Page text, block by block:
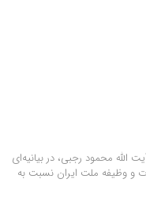
محمود رجبی، در بیانیه‌ای
و وظیفه ملت ایران نسبت به